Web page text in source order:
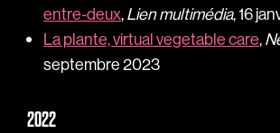
entre-deux,Lien multimédia, 16
La plante, virtual vegetable care,
septembre 2023
2022